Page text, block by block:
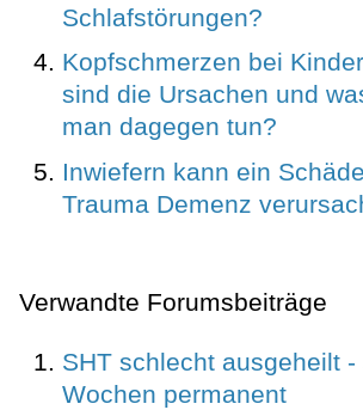
Schlafstörungen?
Kopfschmerzen bei
sind die Ursachen und
man dagegen tun?
Inwiefern kann ein
Trauma Demenz
Verwandte Forumsbeiträge
SHT schlecht ausgeheilt -
Wochen permanent